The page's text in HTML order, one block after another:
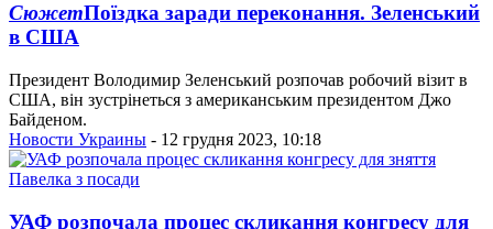
СюжетПоїздка заради переконання. Зеленський
в США
Президент Володимир Зеленський розпочав робочий візит в
США, він зустрінеться з американським президентом Джо
Байденом.
Новости Украины - 12 грудня 2023, 10:18
УАФ розпочала процес скликання конгресу для